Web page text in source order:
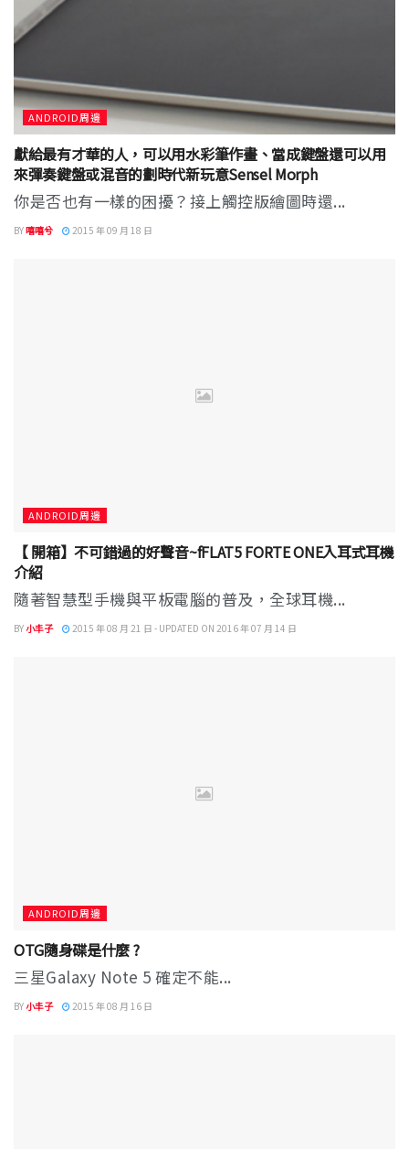
ANDROID周邊
獻給最有才華的人，可以用水彩筆作畫、當成鍵盤還可以用
來彈奏鍵盤或混音的劃時代新玩意Sensel Morph
你是否也有一樣的困擾？接上觸控版繪圖時還...
BY嘻嘻兮 2015 年 09 月 18 日
ANDROID周邊
【 開箱】不可錯過的好聲音~fFLAT5 FORTE ONE入耳式耳機
介紹
隨著智慧型手機與平板電腦的普及，全球耳機...
BY小丰子 2015 年 08 月 21 日 - UPDATED ON 2016 年 07 月 14 日
ANDROID周邊
OTG隨身碟是什麼 ?
三星Galaxy Note 5 確定不能...
BY小丰子 2015 年 08 月 16 日